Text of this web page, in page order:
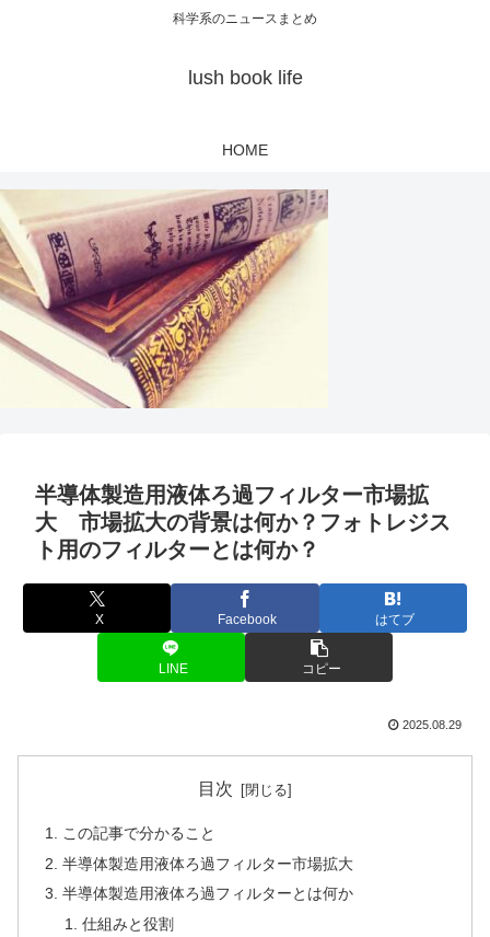
科学系のニュースまとめ
lush book life
HOME
半導体製造用液体ろ過フィルター市場拡
大 市場拡大の背景は何か？フォトレジス
ト用のフィルターとは何か？
X Facebook はてブ
LINE コピー
2025.08.29
目次
この記事で分かること
半導体製造用液体ろ過フィルター市場拡大
半導体製造用液体ろ過フィルターとは何か
仕組みと役割